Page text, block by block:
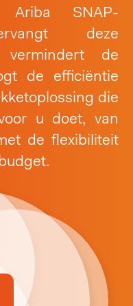
SNAP-
deze
vermindert de
de efficiëntie
die
u doet, van
de flexibiliteit